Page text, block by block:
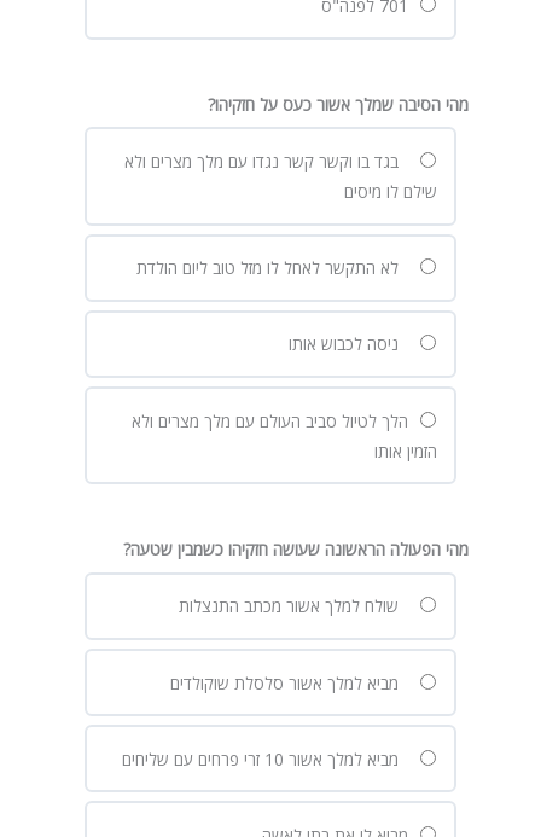
מהי הסיבה שמלך אשור כעס על חזקיהו?
בגד בו וקשר קשר נגדו עם מלך מצרים ולא
שילם לו מיסים
לא התקשר לאחל לו מזל טוב ליום הולדת
ניסה לכבוש אותו
הלך לטיול סביב העולם עם מלך מצרים ולא
הזמין אותו
מהי הפעולה הראשונה שעושה חזקיהו כשמבין שטעה?
שולח למלך אשור מכתב התנצלות
מביא למלך אשור סלסלת שוקולדים
מביא למלך אשור 10 זרי פרחים עם שליחים